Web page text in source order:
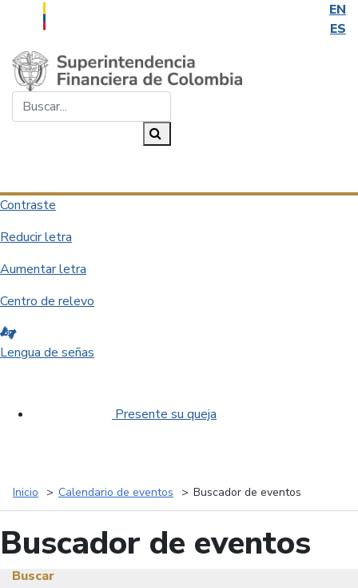
EN
ES
Saltar al contenido principal
Contraste
Reducir letra
Aumentar letra
Centro de relevo
Lengua de señas
Presente su queja
Inicio Calendario de eventos Buscador de eventos
Buscador de eventos
Buscar